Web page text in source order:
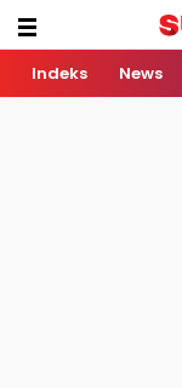
Indeks News